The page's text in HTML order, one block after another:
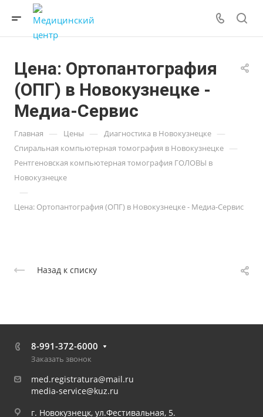
Цена: Ортопантография
(ОПГ) в Новокузнецке -
Медиа-Сервис
Главная — Цены — Диагностика в Новокузнецке —
Спиральная компьютерная томография в Новокузнецке —
Рентгеновская компьютерная томография ГОЛОВЫ в
Новокузнецке
—
Цена: Ортопантография (ОПГ) в Новокузнецке - Медиа-Сервис
Назад к списку
8-991-372-6000
Заказать звонок
med.registratura@mail.ru
media-service@kuz.ru
г. Новокузнецк, ул.Фестивальная, 5.